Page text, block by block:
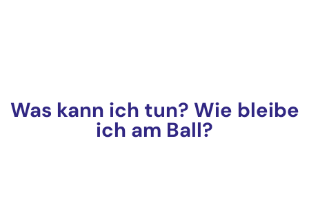
Was kann ich tun? Wie bleibe
ich am Ball?